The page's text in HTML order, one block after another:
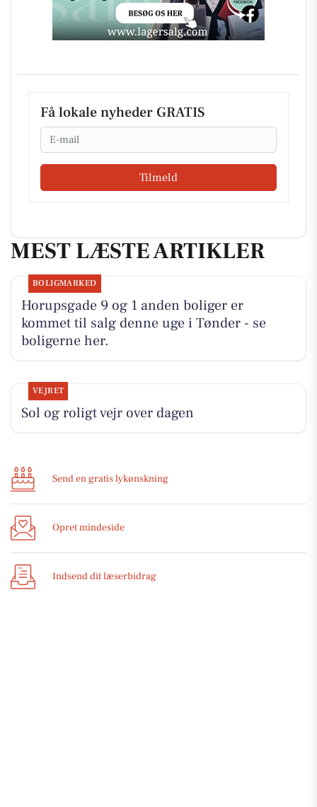
Få lokale nyheder GRATIS
Email
Tilmeld
MEST LÆSTE ARTIKLER
BOLIGMARKED
Horupsgade 9 og 1 anden boliger er
kommet til salg denne uge i Tønder - se
boligerne her.
VEJRET
Sol og roligt vejr over dagen
Send en gratis lykønskning
Opret mindeside
Indsend dit læserbidrag